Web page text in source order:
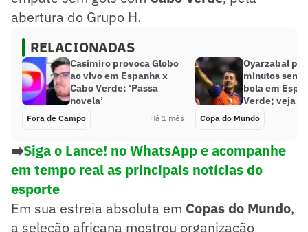
abertura do Grupo H.
RELACIONADAS
Casimiro provoca Globo
ao vivo em Espanha x
Cabo Verde: ‘Passa
novela’
Fora de Campo Há 1 mês
Oyarzabal
minutos sem
bola em
Verde; veja
Copa do Mundo
➡️Siga o Lance! no WhatsApp e acompanhe
em tempo real as principais notícias do
esporte
Em sua estreia absoluta em Copas do Mundo,
a seleção africana mostrou organização